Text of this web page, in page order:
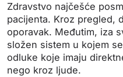
Zdravstvo najčešće
pacijenta. Kroz pregled,
oporavak. Međutim, iza
složen sistem u kojem
odluke koje imaju
nego kroz ljude.